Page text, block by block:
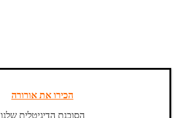
הכירו את אורורה
הסוכנת הדיגיטלית שלנו